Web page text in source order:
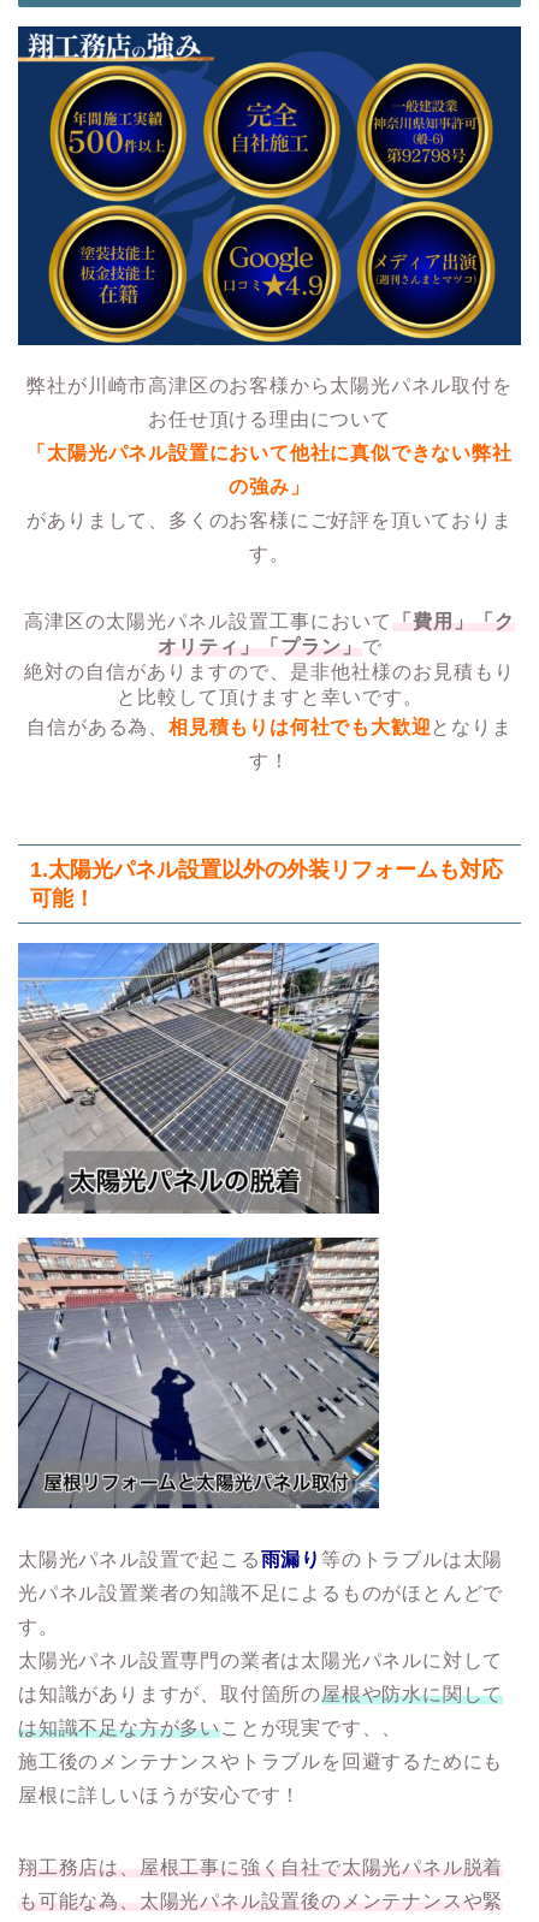
弊社が川崎市高津区のお客様から太陽光パネル取付を
お任せ頂ける理由について
「太陽光パネル設置において他社に真似できない弊社
の強み」
がありまして、多くのお客様にご好評を頂いておりま
す。
高津区の太陽光パネル設置工事において
「費用」「ク
オリティ」「プラン」 で
絶対の自信がありますので、是非他社様のお見積もり
と比較して頂けますと幸いです。
自信がある為、 相見積もりは何社でも大歓迎 となりま
す！
1.太陽光パネル設置以外の外装リフォームも対応
可能！
太陽光パネル設置で起こる雨漏り 等のトラブルは太陽
光パネル設置業者の知識不足によるものがほとんどで
す。
太陽光パネル設置専門の業者は太陽光パネルに対して
は知識がありますが、取付箇所の屋根や防水に関して
は知識不足な方が多いことが現実です、、
施工後のメンテナンスやトラブルを回避するためにも
屋根に詳しいほうが安心です！
翔工務店は、屋根工事に強く自社で太陽光パネル脱着
も可能な為、太陽光パネル設置後のメンテナンスや緊